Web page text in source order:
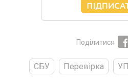
Поділитися
СБУ Перевірка